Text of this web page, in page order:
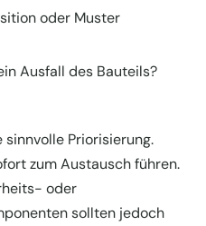
oder Muster
Ausfall des Bauteils?
Priorisierung.
zum Austausch führen.
oder
sollten jedoch